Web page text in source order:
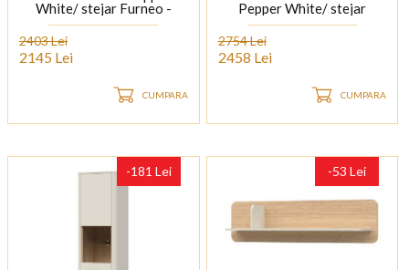
White/ stejar Furneo -
sticla gri Parsol, cadru,
picioare si manere Antracit
2403 Lei
2145 Lei
CUMPARA
Pepper White/ stejar
Furneo - sticla gri Parsol,
cadru, picioare si manere
2754 Lei
2458 Lei
CUMPARA
-181 Lei -53 Lei